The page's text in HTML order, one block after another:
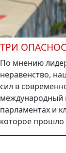
ТРИ
По мнению
неравенство,
сил в
международный
парламентах и
которое прошло